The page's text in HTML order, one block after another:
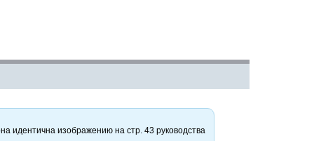
идентична изображению на стр. 43 руководства